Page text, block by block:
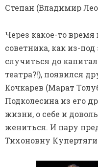
Степан (Владимир
Через какое-то время
советника, как из-
случиться до
театра?!), появился
Кочкарев (Марат
Подколесина из его
жизни, о себе и
жениться. И пару
Тихоновну